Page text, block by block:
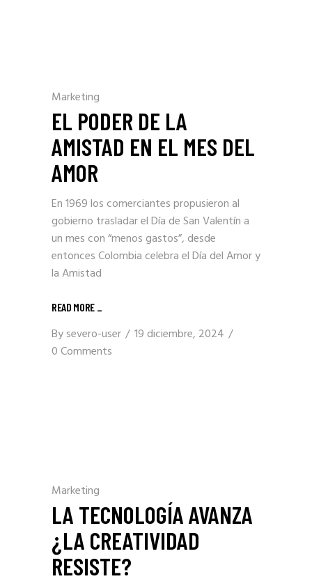
Marketing
EL PODER DE LA
AMISTAD EN EL MES DEL
AMOR
En 1969 los comerciantes propusieron al
gobierno trasladar el Día de San Valentín a
un mes con “menos gastos”, desde
entonces Colombia celebra el Día del Amor y
la Amistad
READ MORE _
Bysevero-user
19 diciembre, 2024
0 Comments
Marketing
LA TECNOLOGÍA AVANZA
¿LA CREATIVIDAD
RESISTE?